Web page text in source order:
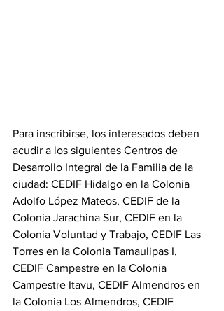
Para inscribirse, los interesados deben
acudir a los siguientes Centros de
Desarrollo Integral de la Familia de la
ciudad: CEDIF Hidalgo en la Colonia
Adolfo López Mateos, CEDIF de la
Colonia Jarachina Sur, CEDIF en la
Colonia Voluntad y Trabajo, CEDIF Las
Torres en la Colonia Tamaulipas I,
CEDIF Campestre en la Colonia
Campestre Itavu, CEDIF Almendros en
la Colonia Los Almendros, CEDIF